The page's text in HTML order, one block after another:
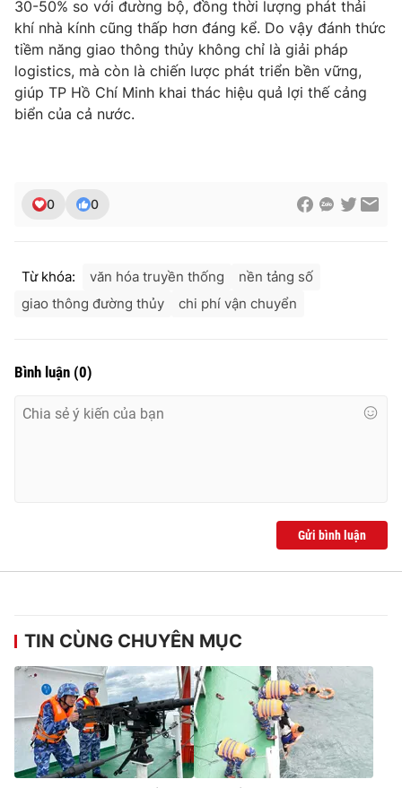
Ðiện thoại Thời báo VTV: 024.66 897 897
Email:toasoan@vtv.vn
Liên hệ quảng cáo:024-7300.7108
® Cấm sao chép dưới mọi hình thức nếu không có sự chấp
30-50% so với đường bộ, đồng thời lượng phát thải
khí nhà kính cũng thấp hơn đáng kể. Do vậy đánh thức
tiềm năng giao thông thủy không chỉ là giải pháp
logistics, mà còn là chiến lược phát triển bền vững,
giúp TP Hồ Chí Minh khai thác hiệu quả lợi thế cảng
biển của cả nước.
0 0
Từ khóa: văn hóa truyền thống
nền tảng số
giao thông đường thủy
chi phí vận chuyển
Bình luận (0)
Gửi bình luận
TIN CÙNG CHUYÊN MỤC